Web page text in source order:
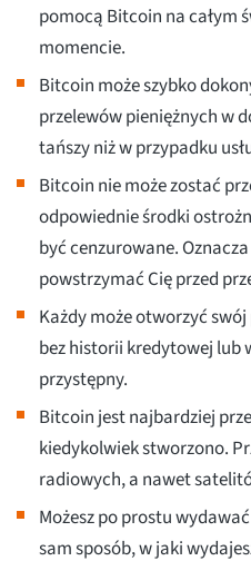
pomocą Bitcoin na całym
momencie.
Bitcoin może szybko
przelewów pieniężnych w
tańszy niż w przypadku
Bitcoin nie może zostać
odpowiednie środki
być cenzurowane.
powstrzymać Cię przed
Każdy może otworzyć
bez historii kredytowej lub
przystępny.
Bitcoin jest najbardziej
kiedykolwiek stworzono.
radiowych, a nawet
Możesz po prostu
sam sposób, w jaki